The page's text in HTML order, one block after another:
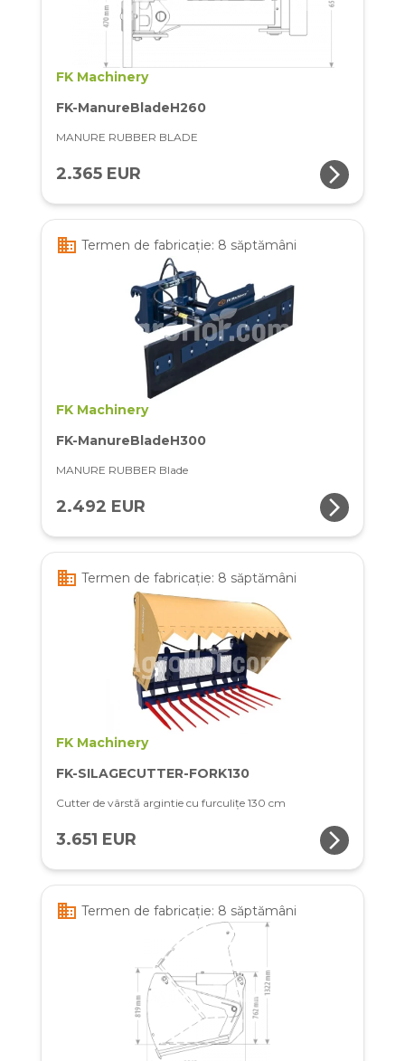
FK Machinery
FK-ManureBladeH260
MANURE RUBBER BLADE
2.365 EUR arrow_forward_ios
business Termen de fabricație: 8 săptămâni
FK Machinery
FK-ManureBladeH300
MANURE RUBBER Blade
2.492 EUR arrow_forward_ios
business Termen de fabricație: 8 săptămâni
FK Machinery
FK-SILAGECUTTER-FORK130
Cutter de vârstă argintie cu furculițe 130 cm
3.651 EUR arrow_forward_ios
business Termen de fabricație: 8 săptămâni